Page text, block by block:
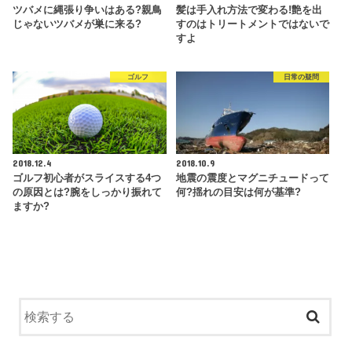
ツバメに縄張り争いはある?親鳥
じゃないツバメが巣に来る?
髪は手入れ方法で変わる!艶を出
すのはトリートメントではないで
すよ
ゴルフ
2018.12.4
ゴルフ初心者がスライスする4つ
の原因とは?腕をしっかり振れて
ますか?
日常の疑問
2018.10.9
地震の震度とマグニチュードって
何?揺れの目安は何が基準?